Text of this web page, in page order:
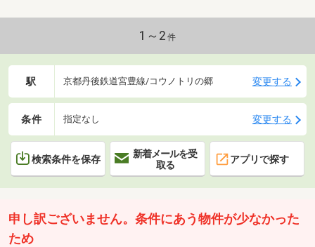
1～2 件
駅 京都丹後鉄道宮豊線/コウノトリの郷 変更する
条件 指定なし 変更する
検索条件を保存
新着メールを受
取る
アプリで探す
申し訳ございません。条件にあう物件が少なかった
ため